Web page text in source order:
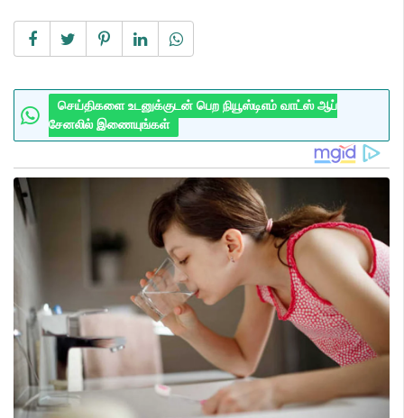
செய்திகளை உடனுக்குடன் பெற நியூஸ்டிஎம் வாட்ஸ் ஆப்
சேனலில் இணையுங்கள்